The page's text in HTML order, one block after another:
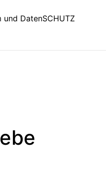
und DatenSCHUTZ